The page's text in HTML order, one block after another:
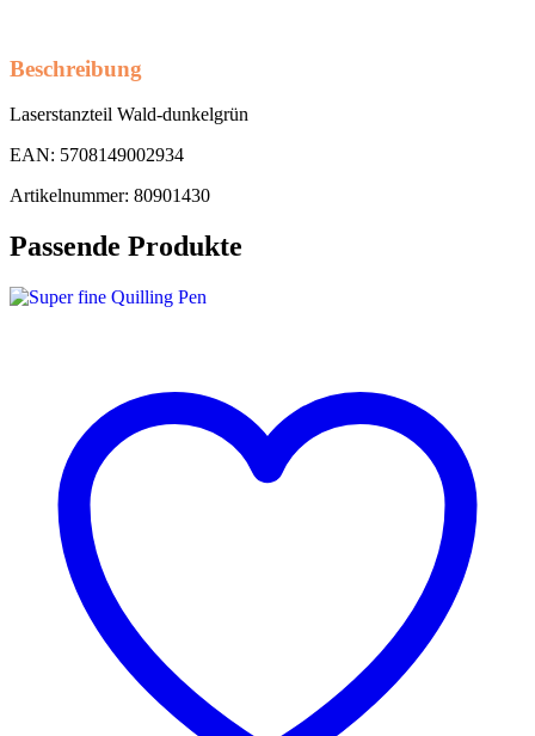
Beschreibung
Laserstanzteil Wald-dunkelgrün
EAN: 5708149002934
Artikelnummer: 80901430
Passende Produkte